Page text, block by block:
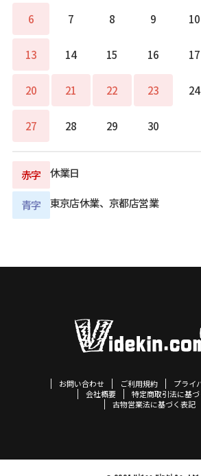
6 7 8 9 10
13 14 15 16 17
20 21 22 23 24
27 28 29 30
赤字 休業日
青字 東京店休業、京都店営業
お問い合わせ ご利用規約
プライ
会社概要
特定商取引法に基
古物営業法に基づく表記